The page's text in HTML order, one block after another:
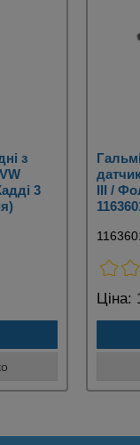
з
3
III /
Ціна: